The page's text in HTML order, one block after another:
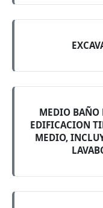
MEDIO BAÑO
EDIFICACION
MEDIO,